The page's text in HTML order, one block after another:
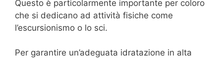
Questo è particolarmente importante per coloro
che si dedicano ad attività fisiche come
l’escursionismo o lo sci.
Per garantire un’adeguata idratazione in alta